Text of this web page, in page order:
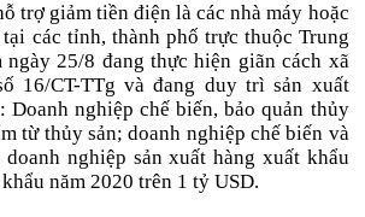
trợ giảm tiền điện là các nhà máy hoặc
các tỉnh, thành phố trực thuộc Trung
25/8 đang thực hiện giãn cách xã
16/CT-TTg và đang duy trì sản xuất
nghiệp chế biến, bảo quản thủy
từ thủy sản; doanh nghiệp chế biến và
nghiệp sản xuất hàng xuất khẩu
năm 2020 trên 1 tỷ USD.